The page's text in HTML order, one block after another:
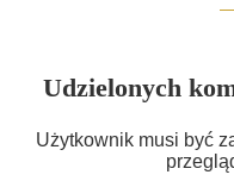
Udzielonych
Użytkownik musi być